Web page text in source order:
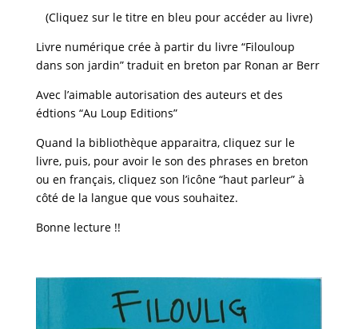
(Cliquez sur le titre en bleu pour accéder au livre)
Livre numérique crée à partir du livre “Filouloup
dans son jardin” traduit en breton par Ronan ar Berr
Avec l’aimable autorisation des auteurs et des
édtions “Au Loup Editions”
Quand la bibliothèque apparaitra, cliquez sur le
livre, puis, pour avoir le son des phrases en breton
ou en français, cliquez son l’icône “haut parleur” à
côté de la langue que vous souhaitez.
Bonne lecture !!